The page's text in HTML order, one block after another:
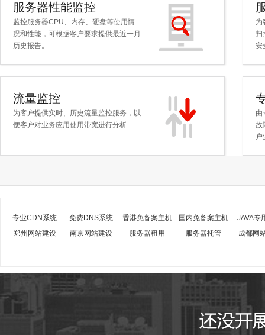
服务器性能监控
监控服务器CPU、内存、硬盘等使用情
况和性能，可根据客户要求提供最近一月
历史报告。
流量监控
为客户提供实时、历史流量监控服务，以
便客户对业务应用使用带宽进行分析
为
扫
安
由
故
户
专业CDN系统 免费DNS系统 香港免备案主机 国内免备案主机
JAVA专
郑州网站建设
南京网站建设 服务器租用 服务器托管 成都网